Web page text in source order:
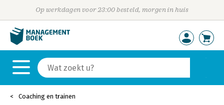
Op werkdagen voor 23:00 besteld, morgen in huis
Coaching en trainen